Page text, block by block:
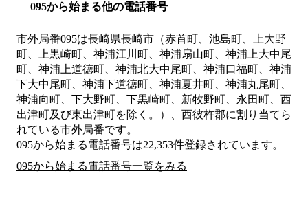
095から始まる他の電話番号
市外局番095は長崎県長崎市（赤首町、池島町、上大野
町、上黒崎町、神浦江川町、神浦扇山町、神浦上大中尾
町、神浦上道徳町、神浦北大中尾町、神浦口福町、神浦
下大中尾町、神浦下道徳町、神浦夏井町、神浦丸尾町、
神浦向町、下大野町、下黒崎町、新牧野町、永田町、西
出津町及び東出津町を除く。）、西彼杵郡に割り当てら
れている市外局番です。
095から始まる電話番号は22,353件登録されています。
095から始まる電話番号一覧をみる